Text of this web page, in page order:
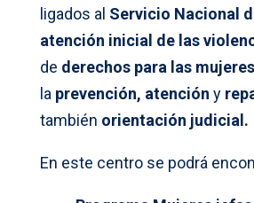
ligados al Servicio Nacional
atención inicial de las
de derechos para las mujeres
la prevención, atención y
también orientación judicial.
En este centro se podrá